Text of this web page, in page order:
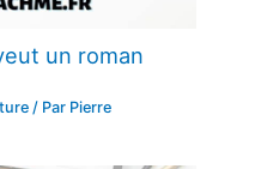
un roman
/ Par Pierre